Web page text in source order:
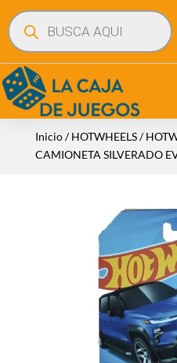
Búsqueda
de
productos
Inicio/HOTWHEELS/
CAMIONETA SILVERADO